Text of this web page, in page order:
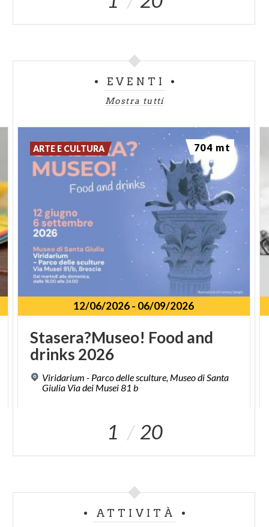
EVENTI
Mostra tutti
12/06/2026- 06/09/2026
Stasera?Museo! Food and
drinks 2026
Viridarium - Parco delle sculture, Museo di Santa
Giulia Via dei Musei 81 b
ARTE E CULTURA 704 mt
1 20
ATTIVITÀ